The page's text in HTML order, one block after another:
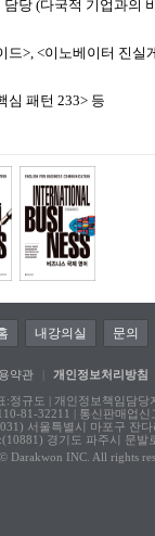
당 (다국적 기업과의
드>, <이노베이터 진실
심 패턴 233> 등
내강의실 문의
약관 개인정보처리방침
:정규도 | 개인정보책임담당
81-32211 | 통신판매업신
서울특별시 마포구 잔다
경기도 파주시 문발
Darakwon INC. All rights